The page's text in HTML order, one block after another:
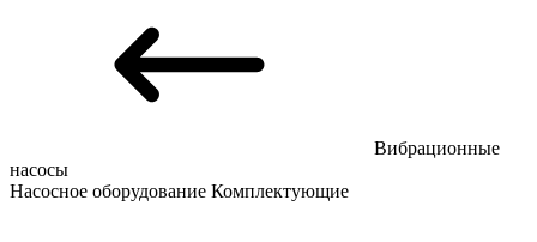
Вибрационные
насосы
Насосное оборудование Комплектующие